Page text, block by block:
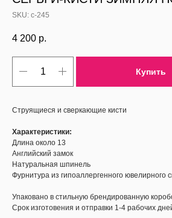
SKU: с-245
4 200 р.
Купить
Струящиеся и сверкающие кисти
Характеристики:
Длина около 13
Английский замок
Натуральная шпинель
Фурнитура из гипоаллергенного ювелирного
Упаковано в стильную брендированную
Срок изготовения и отправки 1-4 рабочих